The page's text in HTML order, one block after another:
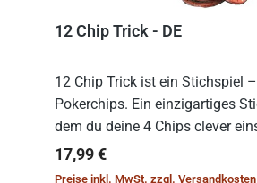
12 Chip Trick - DE
12 Chip Trick ist ein Stichspiel
Pokerchips. Ein einzigartiges
dem du deine 4 Chips clever
Wer die Chips mit dem höchsten
hat, gewinnt die Runde. Aber
Regulärer Preis:
17,99 €
Preise inkl. MwSt. zzgl. Versandkosten